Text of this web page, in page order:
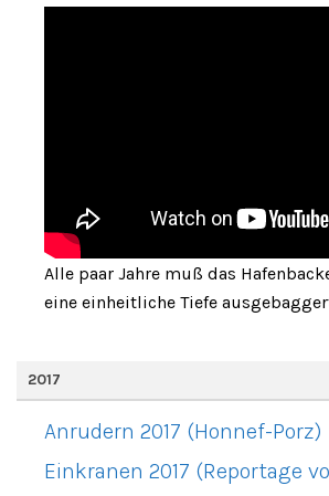
Alle paar Jahre muß das
eine einheitliche Tiefe
2017
Anrudern 2017 (Honnef-Porz)
Einkranen 2017 (Reportage